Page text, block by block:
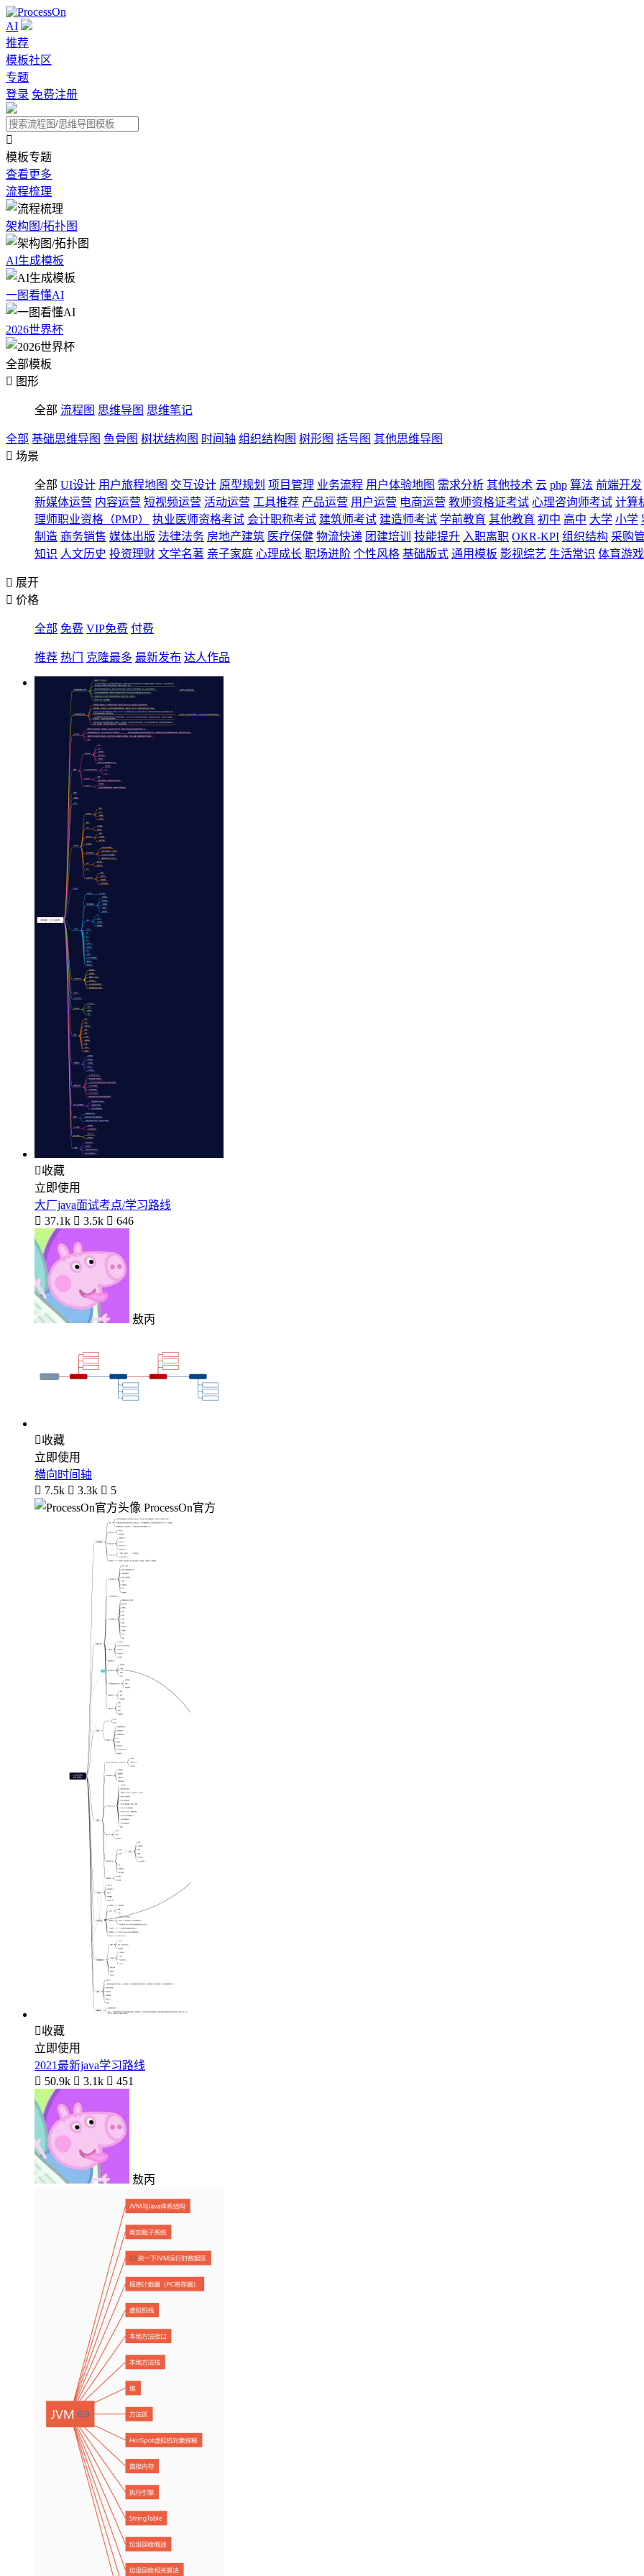
AI
推荐
模板社区
专题
登录 免费注册

模板专题
查看更多
流程梳理
架构图/拓扑图
AI生成模板
一图看懂AI
2026世界杯
全部模板
 图形
全部 流程图 思维导图 思维笔记
全部 基础思维导图 鱼骨图 树状结构图 时间轴 组织结构图 树形图 括号图 其他思维导图
 场景
全部 UI设计 用户旅程地图 交互设计 原型规划 项目管理 业务流程 用户体验地图 需求分析 其他技术 云 php 算法 前端开发
新媒体运营 内容运营 短视频运营 活动运营 工具推荐 产品运营 用户运营 电商运营 教师资格证考试 心理咨询师考试 计算
理师职业资格（PMP）
执业医师资格考试 会计职称考试 建筑师考试 建造师考试 学前教育 其他教育 初中 高中 大学 小学
制造 商务销售 媒体出版 法律法务 房地产建筑 医疗保健 物流快递 团建培训 技能提升 入职离职 OKR-KPI 组织结构 采购
知识 人文历史 投资理财 文学名著 亲子家庭 心理成长 职场进阶 个性风格 基础版式 通用模板 影视综艺 生活常识 体育游戏
 展开
 价格
全部 免费 VIP免费 付费
推荐 热门 克隆最多 最新发布 达人作品
收藏
立即使用
大厂java面试考点/学习路线
 37.1k  3.5k  646
敖丙
收藏
立即使用
横向时间轴
 7.5k  3.3k  5
ProcessOn官方
收藏
立即使用
2021最新java学习路线
 50.9k  3.1k  451
敖丙